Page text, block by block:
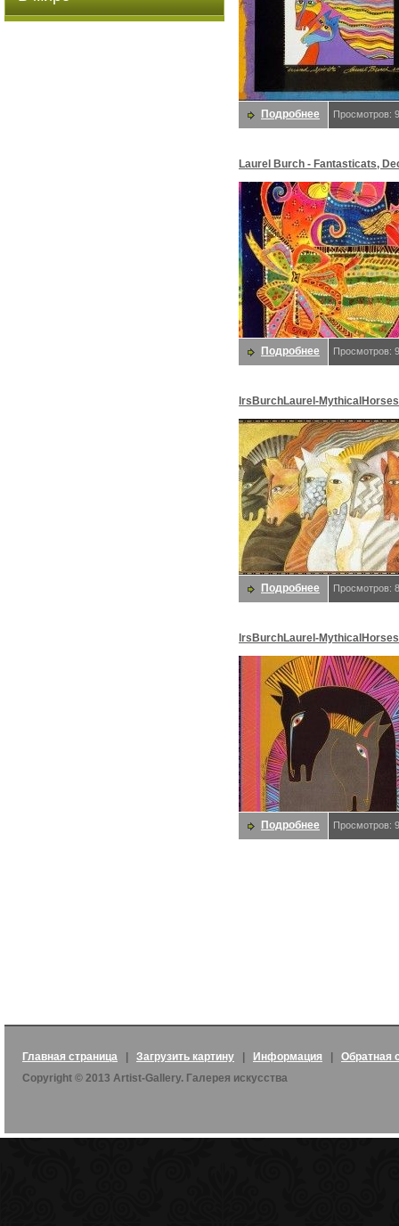
Подробнее Просмотров:
Laurel Burch - Fantasticats,
2002, De. Burch, Laurel
Подробнее Просмотров:
lrsBurchLaurel-
Burch, Laurel
Подробнее Просмотров:
lrsBurchLaurel-
Burch, Laurel
Подробнее Просмотров:
Главная страница Загрузить картину Информация
Обратная
Copyright © 2013 Artist-Gallery. Галерея искусства